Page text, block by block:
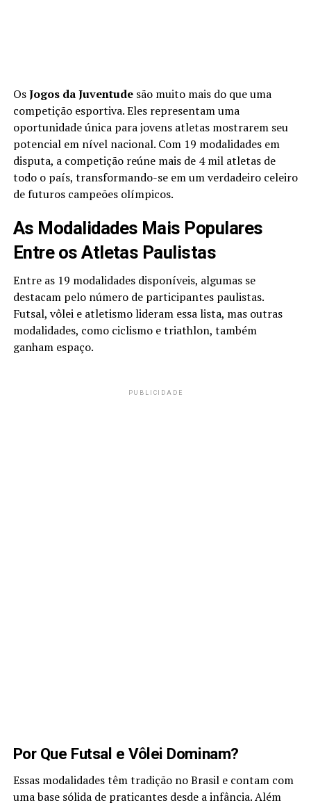
OsJogos da Juventudesão muito mais do que uma
competição esportiva. Eles representam uma
oportunidade única para jovens atletas mostrarem seu
potencial em nível nacional. Com 19 modalidades em
disputa, a competição reúne mais de 4 mil atletas de
todo o país, transformando-se em um verdadeiro celeiro
de futuros campeões olímpicos.
As Modalidades Mais Populares
Entre os Atletas Paulistas
Entre as 19 modalidades disponíveis, algumas se
destacam pelo número de participantes paulistas.
Futsal, vôlei e atletismo lideram essa lista, mas outras
modalidades, como ciclismo e triathlon, também
ganham espaço.
PUBLICIDADE
Por Que Futsal e Vôlei Dominam?
Essas modalidades têm tradição no Brasil e contam com
uma base sólida de praticantes desde a infância. Além